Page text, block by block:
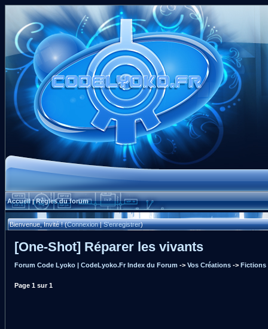
Accueil|Règles du forum
Bienvenue, Invité ! (Connexion|S'enregistrer)
[One-Shot] Réparer les vivants
Forum Code Lyoko | CodeLyoko.Fr Index du Forum -> Vos Créations -> Fictions
Page 1 sur1